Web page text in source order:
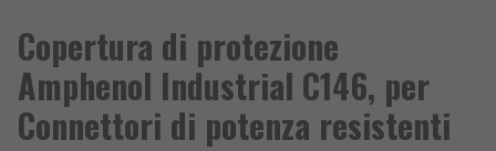
Copertura di protezione
Amphenol Industrial C146, per
Connettori di potenza resistenti